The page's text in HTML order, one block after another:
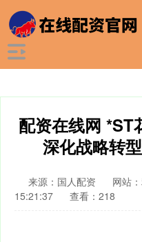
配资在线网 *ST
深化战略转
来源：国人配资 网站
15:21:37
查看：218